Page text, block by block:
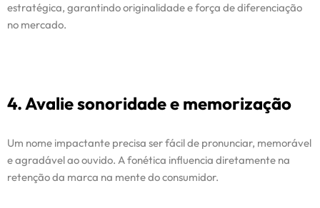
estratégica, garantindo originalidade e força de diferenciação
no mercado.
4. Avalie sonoridade e memorização
Um nome impactante precisa ser fácil de pronunciar, memorável
e agradável ao ouvido. A fonética influencia diretamente na
retenção da marca na mente do consumidor.